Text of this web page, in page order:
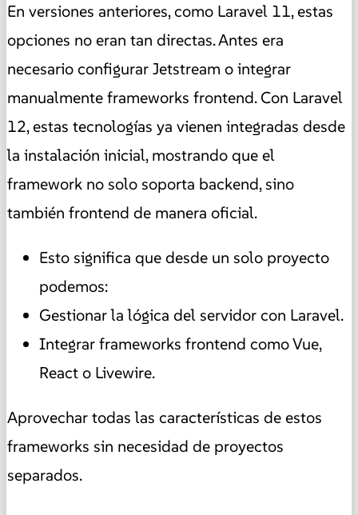
En versiones anteriores, como Laravel 11, estas
opciones no eran tan directas. Antes era
necesario configurar Jetstream o integrar
manualmente frameworks frontend. Con Laravel
12, estas tecnologías ya vienen integradas desde
la instalación inicial, mostrando que el
framework no solo soporta backend, sino
también frontend de manera oficial.
Esto significa que desde un solo proyecto
podemos:
Gestionar la lógica del servidor con Laravel.
Integrar frameworks frontend como Vue,
React o Livewire.
Aprovechar todas las características de estos
frameworks sin necesidad de proyectos
separados.